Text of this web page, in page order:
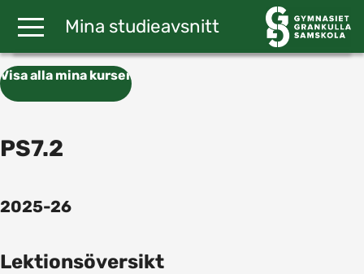
Mina studieavsnitt
Visa alla mina kurser
PS7.2
2025-26
Lektionsöversikt